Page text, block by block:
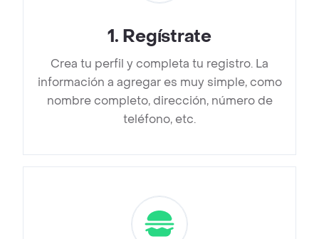
1. Regístrate
Crea tu perfil y completa tu registro. La
información a agregar es muy simple, como
nombre completo, dirección, número de
teléfono, etc.